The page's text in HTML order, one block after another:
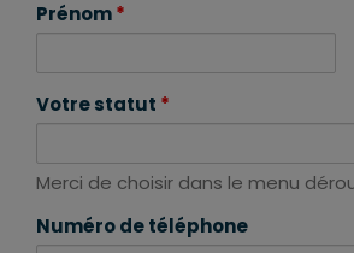
Prénom*
Votre statut *
Merci de choisir dans le menu
Numéro de téléphone